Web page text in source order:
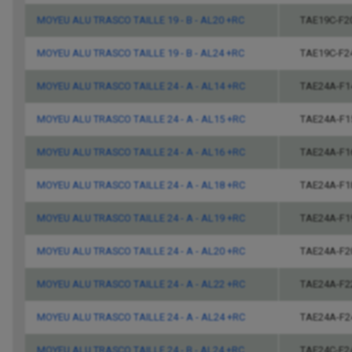
MOYEU ALU TRASCO TAILLE 19 - B - AL20 +RC TAE19C-
MOYEU ALU TRASCO TAILLE 19 - B - AL24 +RC TAE19C-
MOYEU ALU TRASCO TAILLE 24 - A - AL14 +RC TAE24A-
MOYEU ALU TRASCO TAILLE 24 - A - AL15 +RC TAE24A-
MOYEU ALU TRASCO TAILLE 24 - A - AL16 +RC TAE24A-
MOYEU ALU TRASCO TAILLE 24 - A - AL18 +RC TAE24A-
MOYEU ALU TRASCO TAILLE 24 - A - AL19 +RC TAE24A-
MOYEU ALU TRASCO TAILLE 24 - A - AL20 +RC TAE24A-
MOYEU ALU TRASCO TAILLE 24 - A - AL22 +RC TAE24A-
MOYEU ALU TRASCO TAILLE 24 - A - AL24 +RC TAE24A-